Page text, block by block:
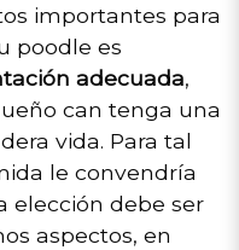
importantes para
poodle es
adecuada,
can tenga una
vida. Para tal
le convendría
elección debe ser
aspectos, en